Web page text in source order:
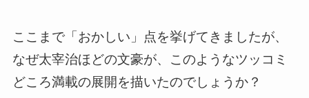
ここまで「おかしい」点を挙げてきましたが、
なぜ太宰治ほどの文豪が、このようなツッコミ
どころ満載の展開を描いたのでしょうか？